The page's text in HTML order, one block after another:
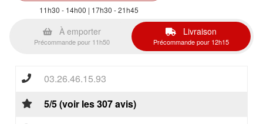
11h30 - 14h00 | 17h30 - 21h45
À emporter
Précommande pour 11h50
Livraison
Précommande pour 12h15
03.26.46.15.93
5/5 (voir les 307 avis)